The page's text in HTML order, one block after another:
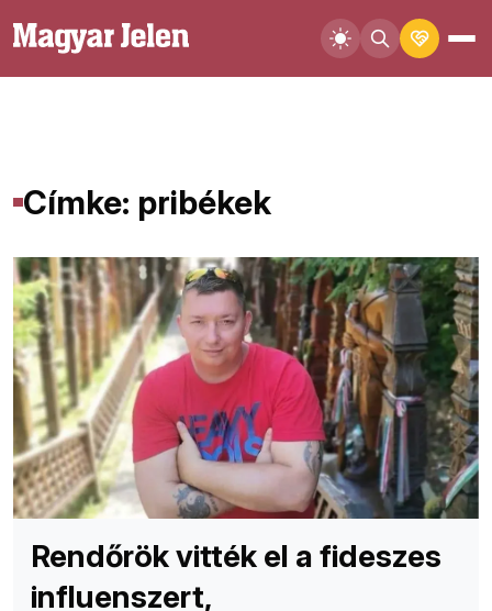
Címke: pribékek
Rendőrök vitték el a fideszes
influenszert,